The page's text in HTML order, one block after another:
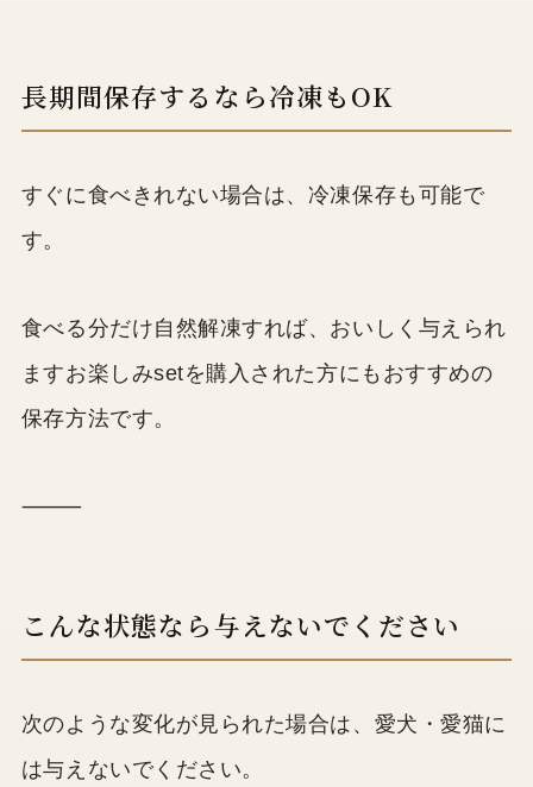
長期間保存するなら冷凍もOK
すぐに食べきれない場合は、冷凍保存も可能で
す。
食べる分だけ自然解凍すれば、おいしく与えられ
ますお楽しみsetを購入された方にもおすすめの
保存方法です。
⸻
こんな状態なら与えないでください
次のような変化が見られた場合は、愛犬・愛猫に
は与えないでください。